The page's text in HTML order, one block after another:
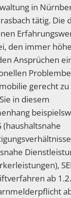
in
tätig. Die
den immer
Ansprüchen
gerecht
in diesem
(haushaltsnahe
ab